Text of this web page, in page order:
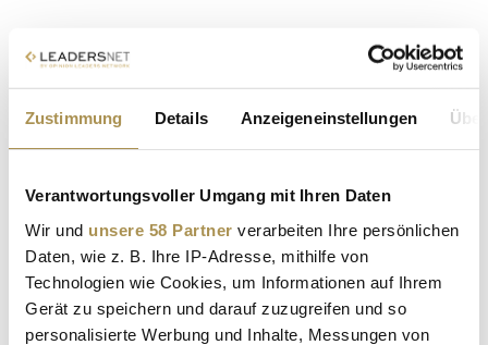
Zustimmung Details Anzeigeneinstellungen
Verantwortungsvoller Umgang mit Ihren Daten
Wir und unsere 58 Partner verarbeiten Ihre persönlichen
Daten, wie z. B. Ihre IP-Adresse, mithilfe von
Technologien wie Cookies, um Informationen auf Ihrem
Gerät zu speichern und darauf zuzugreifen und so
personalisierte Werbung und Inhalte, Messungen von